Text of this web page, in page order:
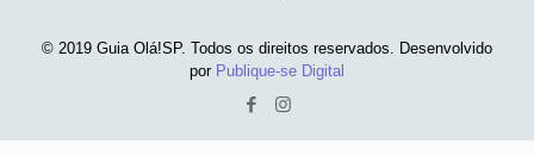
© 2019 Guia Olá!SP. Todos os direitos reservados. Desenvolvido
por Publique-se Digital